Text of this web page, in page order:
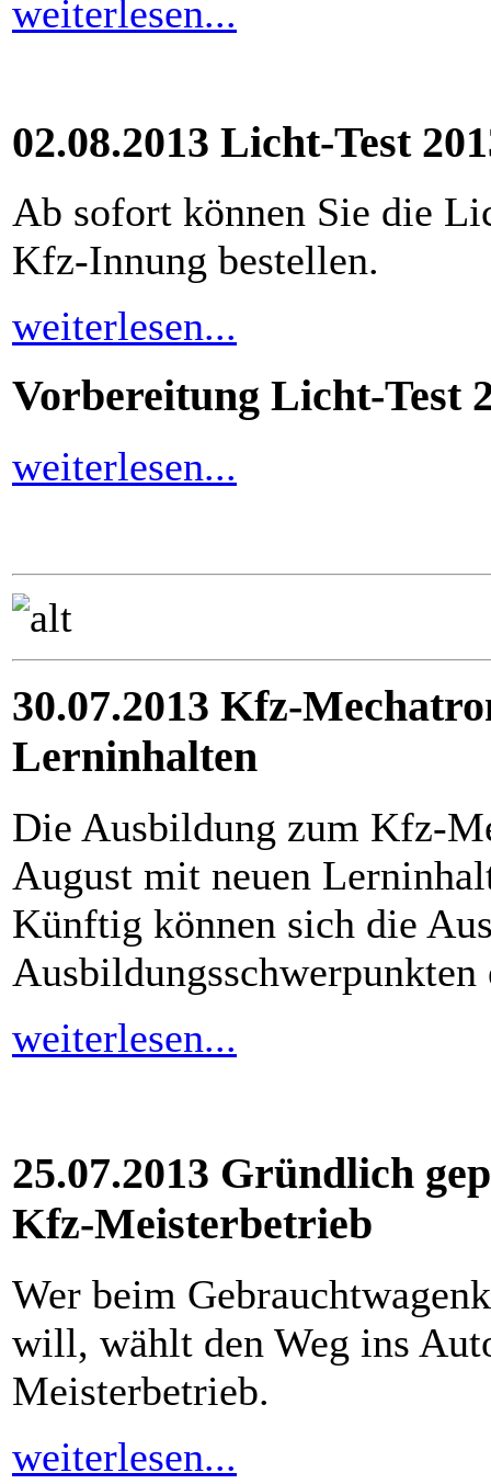
weiterlesen...
02.08.2013 Licht-Test
Ab sofort können Sie die
Kfz-Innung bestellen.
weiterlesen...
Vorbereitung Licht-Test
weiterlesen...
30.07.2013 Kfz-
Lerninhalten
Die Ausbildung zum Kfz-
August mit neuen
Künftig können sich die
Ausbildungsschwerpunkten
weiterlesen...
25.07.2013 Gründlich
Kfz-Meisterbetrieb
Wer beim
will, wählt den Weg ins
Meisterbetrieb.
weiterlesen...